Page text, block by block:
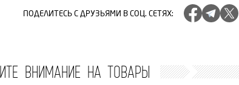
ПОДЕЛИТЕСЬ С ДРУЗЬЯМИ В СОЦ. СЕТЯХ:
ВНИМАНИЕ НА ТОВАРЫ